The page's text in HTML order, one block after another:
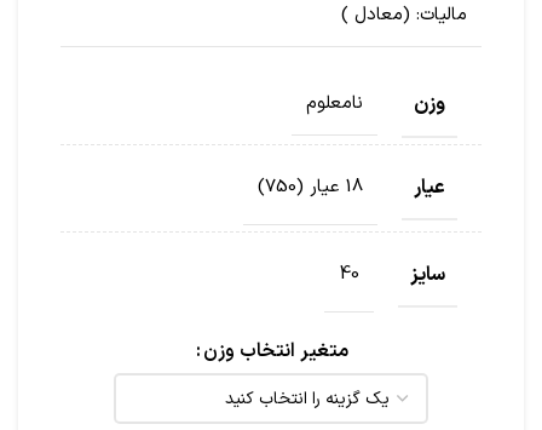
مالیات: (معادل )
وزن نامعلوم
عیار 18 عیار (750)
سایز 40
متغیر انتخاب وزن